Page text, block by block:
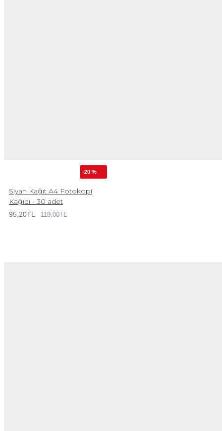
-20 %
Siyah Kağıt A4 Fotokopi
Kağıdı - 30 adet
95,20TL 119,00TL